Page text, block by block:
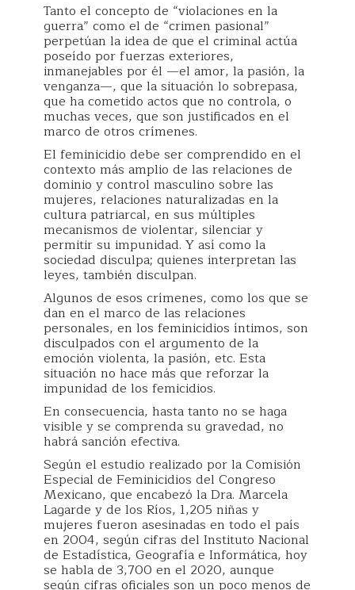
Tanto el concepto de “violaciones en la
guerra” como el de “crimen pasional”
perpetúan la idea de que el criminal actúa
poseído por fuerzas exteriores,
inmanejables por él —el amor, la pasión, la
venganza—, que la situación lo sobrepasa,
que ha cometido actos que no controla, o
muchas veces, que son justificados en el
marco de otros crímenes.
El feminicidio debe ser comprendido en el
contexto más amplio de las relaciones de
dominio y control masculino sobre las
mujeres, relaciones naturalizadas en la
cultura patriarcal, en sus múltiples
mecanismos de violentar, silenciar y
permitir su impunidad. Y así como la
sociedad disculpa; quienes interpretan las
leyes, también disculpan.
Algunos de esos crímenes, como los que se
dan en el marco de las relaciones
personales, en los feminicidios íntimos, son
disculpados con el argumento de la
emoción violenta, la pasión, etc. Esta
situación no hace más que reforzar la
impunidad de los femicidios.
En consecuencia, hasta tanto no se haga
visible y se comprenda su gravedad, no
habrá sanción efectiva.
Según el estudio realizado por la Comisión
Especial de Feminicidios del Congreso
Mexicano, que encabezó la Dra. Marcela
Lagarde y de los Ríos, 1,205 niñas y
mujeres fueron asesinadas en todo el país
en 2004, según cifras del Instituto Nacional
de Estadística, Geografía e Informática, hoy
se habla de 3,700 en el 2020, aunque
según cifras oficiales son un poco menos de